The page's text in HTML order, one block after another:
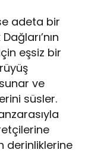
adeta bir
eşsiz bir
ve
süsler.
derinliklerine